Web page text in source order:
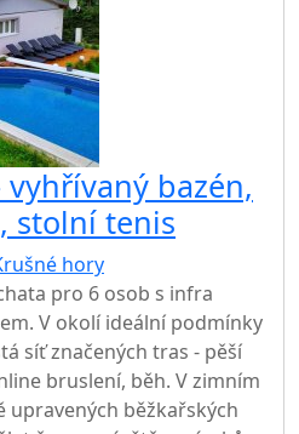
vyhřívaný bazén,
stolní tenis
hory
pro 6 osob s infra
V okolí ideální podmínky
síť značených tras - pěší
bruslení, běh. V zimním
běžkařských